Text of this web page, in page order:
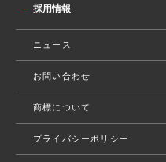
採用情報
ニュース
お問い合わせ
商標について
プライバシーポリシー